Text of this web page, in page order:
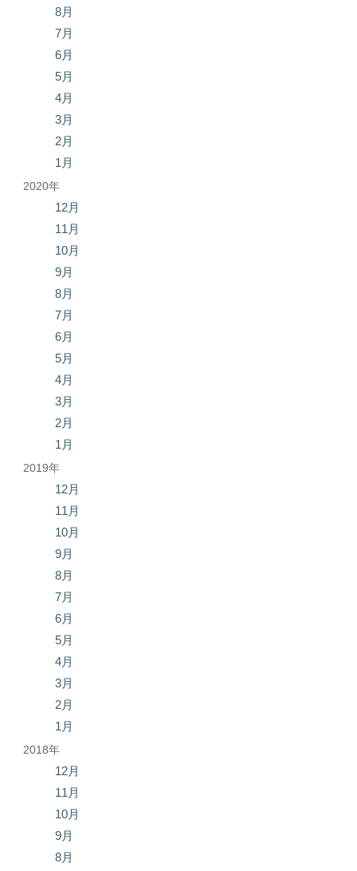
8月
7月
6月
5月
4月
3月
2月
1月
2020年
12月
11月
10月
9月
8月
7月
6月
5月
4月
3月
2月
1月
2019年
12月
11月
10月
9月
8月
7月
6月
5月
4月
3月
2月
1月
2018年
12月
11月
10月
9月
8月